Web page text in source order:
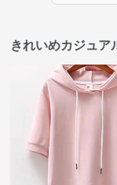
きれいめカジュア